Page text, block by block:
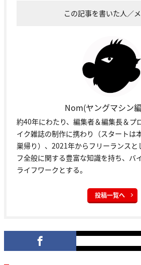
この記事を書いた人／
Nom(ヤングマシン
約40年にわたり、編集者＆編集長＆プ
イク雑誌の制作に携わり（スタートは
巣帰り）、2021年からフリーランスと
フ全般に関する豊富な知識を持ち、バ
ライフワークとする。
投稿一覧へ